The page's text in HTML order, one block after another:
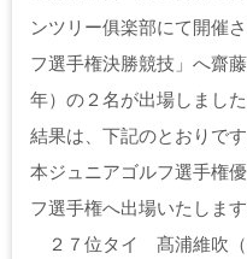
ンツリー俱楽部にて開催
フ選手権決勝競技」へ齋
年）の２名が出場しました
結果は、下記のとおりで
本ジュニアゴルフ選手権
フ選手権へ出場いたします
２７位タイ 髙浦維吹（